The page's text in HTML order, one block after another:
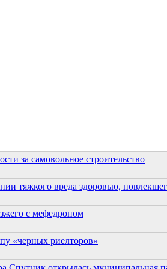
за самовольное строительство
тяжкого вреда здоровью,
с мефедроном
«черных риелторов»